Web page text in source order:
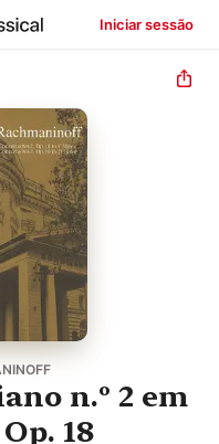
Iniciar sessão
n.º 2 em
18